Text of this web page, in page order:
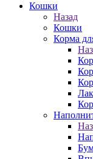
Кошки
Назад
Кошки
Корма